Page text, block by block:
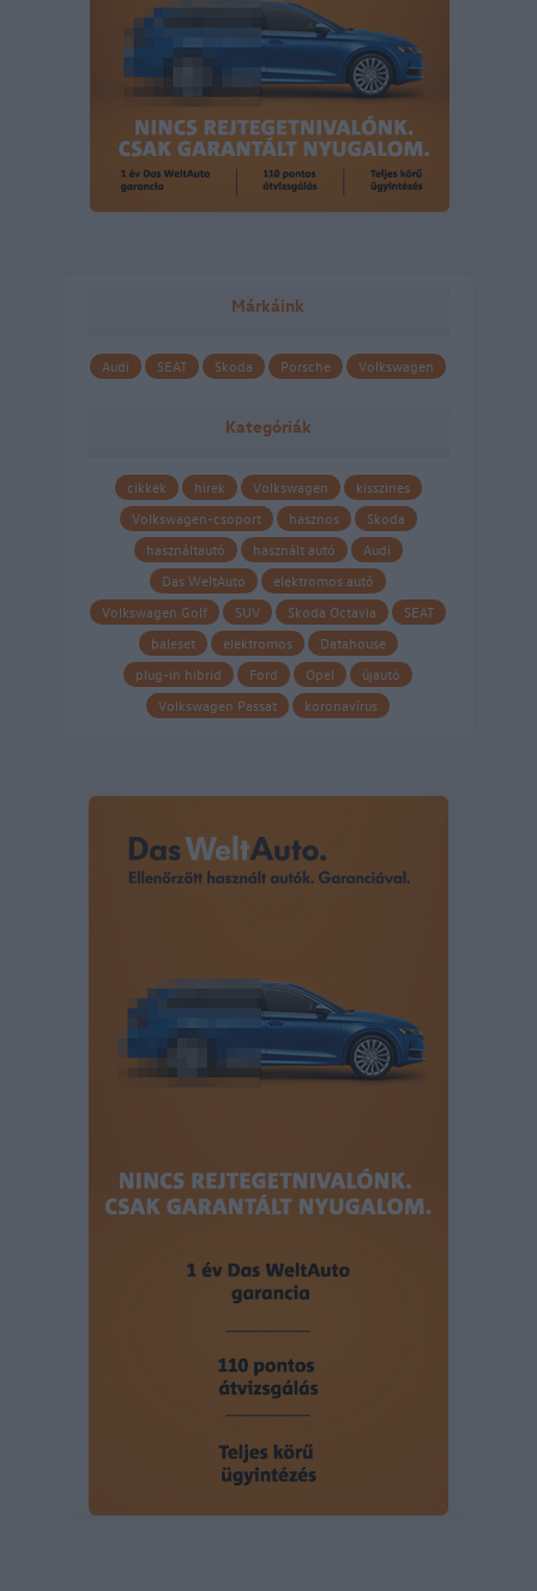
Márkáink
Audi SEAT Skoda Porsche Volkswagen
Kategóriák
cikkek hirek Volkswagen
kisszines
Volkswagen-csoport
hasznos
Skoda
használtautó
használt autó
Audi
Das WeltAuto
elektromos autó
Volkswagen Golf
SUV Skoda Octavia
SEAT
baleset
elektromos
Datahouse
plug-in hibrid
Ford Opel
újautó
Volkswagen Passat
koronavírus